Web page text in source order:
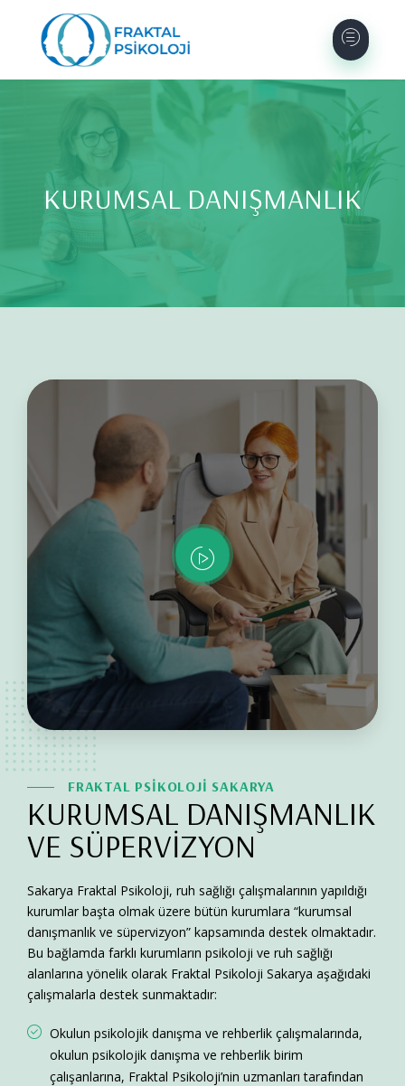
KURUMSAL DANIŞMANLIK
FRAKTAL PSİKOLOJİ SAKARYA
KURUMSAL DANIŞMANLIK
VE SÜPERVİZYON
Sakarya Fraktal Psikoloji, ruh sağlığı çalışmalarının yapıldığı
kurumlar başta olmak üzere bütün kurumlara “kurumsal
danışmanlık ve süpervizyon” kapsamında destek olmaktadır.
Bu bağlamda farklı kurumların psikoloji ve ruh sağlığı
alanlarına yönelik olarak Fraktal Psikoloji Sakarya aşağıdaki
çalışmalarla destek sunmaktadır:
Okulun psikolojik danışma ve rehberlik çalışmalarında,
okulun psikolojik danışma ve rehberlik birim
çalışanlarına, Fraktal Psikoloji’nin uzmanları tarafından